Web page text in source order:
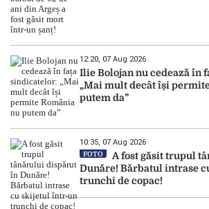
12:20, 07 Aug 2026
Ilie Bolojan nu cedează în
„Mai mult decât își
putem da”
10:35, 07 Aug 2026
FOTO
A fost găsit trupul
Dunăre! Bărbatul intrase
trunchi de copac!